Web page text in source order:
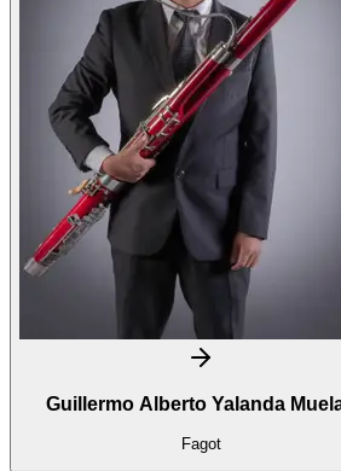
Guillermo Alberto Yalanda
Fagot